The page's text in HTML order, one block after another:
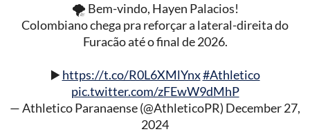
🌪️ Bem-vindo, Hayen Palacios!
Colombiano chega pra reforçar a lateral-direita do
Furacão até o final de 2026.
▶️https://t.co/R0L6XMlYnx#Athletico
pic.twitter.com/zFEwW9dMhP
— Athletico Paranaense (@AthleticoPR) December 27,
2024